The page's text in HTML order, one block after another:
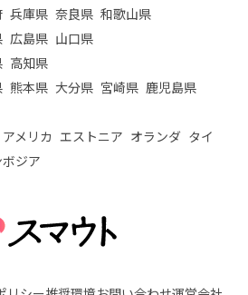
兵庫県 奈良県 和歌山県
広島県 山口県
高知県
熊本県 大分県 宮崎県 鹿児島県
アメリカ エストニア オランダ タイ
ジア